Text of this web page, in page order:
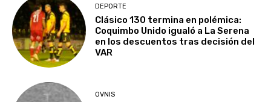
DEPORTE
Clásico 130 termina en polémica:
Coquimbo Unido igualó a La Serena
en los descuentos tras decisión del
VAR
OVNIS